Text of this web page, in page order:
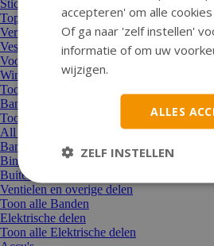
Stickers en stickersets
Topkoffer/bagagekoffer/manden
Verf en lak/schuurpapier
Vespa/Piaggio accessoires
Voordrager/achterdrager en overige dragers
Windscherm
Toon alle Accessoires
Banden
Toon alle Banden
All Season / Winterbanden
Bandenreparatie
Binnenbanden
Buitenbanden
Ventielen en overige delen
Toon alle Banden
Elektrische delen
Toon alle Elektrische delen
accepteren' om alle
Of ga naar 'zelf instellen'
informatie of om uw
wijzigen.
ALLES
ZELF INSTELLEN